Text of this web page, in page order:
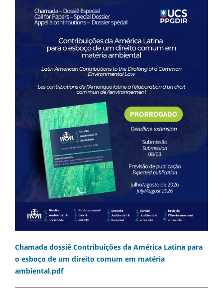
Chamada dossiê Contribuições da América Latina para
o esboço de um direito comum em matéria
ambiental.pdf